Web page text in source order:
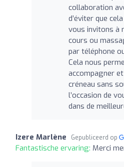
collaboration
d’éviter que
vous invitons à
cours ou
par téléphone
Cela nous
accompagner
créneau sans
l’occasion de
dans de
Izere Marlène Gepubliceerd op
Fantastische ervaring: Merci